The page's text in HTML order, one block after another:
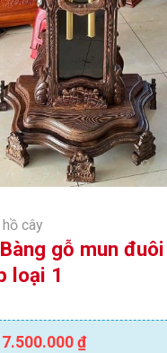
cây
gỗ mun
loại 1
7.500.000 ₫